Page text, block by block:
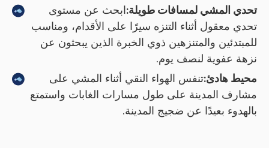
تحدي المشي لمسافات طويلة:ابحث عن مستوى
تحدي معقول أثناء التنزه سيرًا على الأقدام، ومناسب
للمبتدئين والمتنزهين ذوي الخبرة الذين يبحثون عن
نزهة عفوية لنصف يوم.
محيط هادئ:تنفس الهواء النقي أثناء المشي على
مشارف المدينة على طول مسارات الغابات واستمتع
بالهدوء بعيدًا عن ضجيج المدينة.